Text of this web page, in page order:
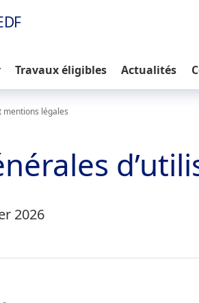
Travaux éligibles Actualités
mentions légales
2026